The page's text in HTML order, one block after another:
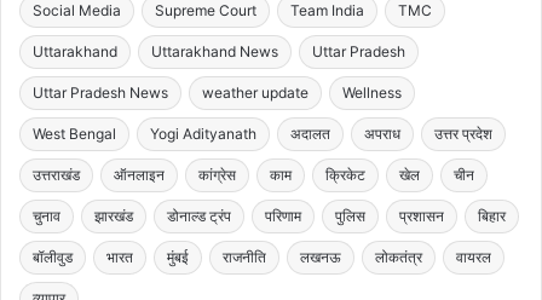
Social Media Supreme Court Team India TMC
Uttarakhand Uttarakhand News Uttar Pradesh
Uttar Pradesh News weather update Wellness
West Bengal Yogi Adityanath अदालत अपराध उत्तर प्रदेश
उत्तराखंड ऑनलाइन कांग्रेस काम क्रिकेट खेल चीन
चुनाव झारखंड डोनाल्ड ट्रंप परिणाम पुलिस प्रशासन बिहार
बॉलीवुड भारत मुंबई राजनीति लखनऊ लोकतंत्र वायरल